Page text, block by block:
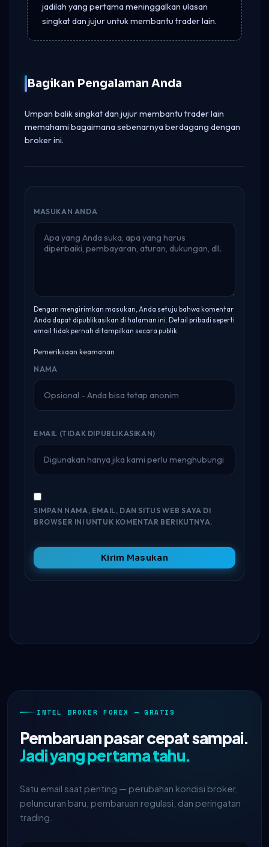
jadilah yang pertama meninggalkan ulasan
singkat dan jujur untuk membantu trader lain.
Bagikan Pengalaman Anda
Umpan balik singkat dan jujur membantu trader lain
memahami bagaimana sebenarnya berdagang dengan
broker ini.
MASUKAN ANDA
Dengan mengirimkan masukan, Anda setuju bahwa komentar
Anda dapat dipublikasikan di halaman ini. Detail pribadi seperti
email tidak pernah ditampilkan secara publik.
Pemeriksaan keamanan
NAMA
EMAIL (TIDAK DIPUBLIKASIKAN)
SIMPAN NAMA, EMAIL, DAN SITUS WEB SAYA DI
BROWSER INI UNTUK KOMENTAR BERIKUTNYA.
Kirim Masukan
INTEL BROKER FOREX — GRATIS
Pembaruan pasar cepat sampai.
Jadi yang pertama tahu.
Satu email saat penting — perubahan kondisi broker,
peluncuran baru, pembaruan regulasi, dan peringatan
trading.